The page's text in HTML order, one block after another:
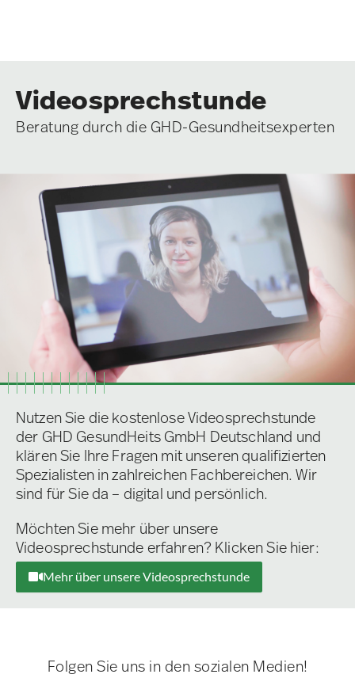
Videosprechstunde
Beratung durch die GHD-Gesundheitsexperten
Nutzen Sie die kostenlose Videosprechstunde
der GHD GesundHeits GmbH Deutschland und
klären Sie Ihre Fragen mit unseren qualifizierten
Spezialisten in zahlreichen Fachbereichen. Wir
sind für Sie da – digital und persönlich.
Möchten Sie mehr über unsere
Videosprechstunde erfahren? Klicken Sie hier:
Mehr über unsere Videosprechstunde
Folgen Sie uns in den sozialen Medien!